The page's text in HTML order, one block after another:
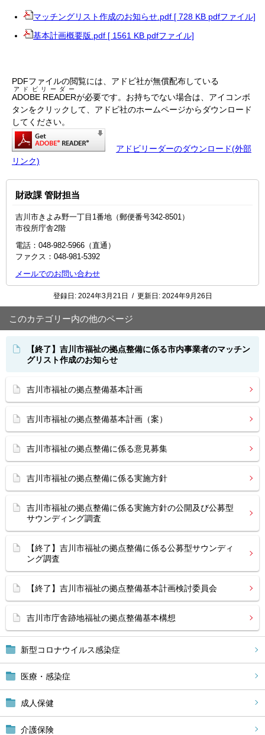
新型コロナウイルス感染症
医療・感染症
成人保健
介護保険
マッチングリスト作成のお知らせ.pdf [ 728 KB pdfファイル]
基本計画概要版.pdf [ 1561 KB pdfファイル]
PDFファイルの閲覧には、アドビ社が無償配布している
ADOBE READER
アドビリーダー
が必要です。お持ちでない場合は、アイコンボ
タンをクリックして、アドビ社のホームページからダウンロード
してください。
アドビリーダーのダウンロード(外部
リンク)
財政課 管財担当
吉川市きよみ野一丁目1番地（郵便番号342-8501）
市役所庁舎2階
電話：048‐982‐5966（直通）
ファクス：048-981-5392
メールでのお問い合わせ
登録日: 2024年3月21日 / 更新日: 2024年9月26日
このカテゴリー内の他のページ
【終了】吉川市福祉の拠点整備に係る市内事業者のマッチン
グリスト作成のお知らせ
吉川市福祉の拠点整備基本計画
吉川市福祉の拠点整備基本計画（案）
吉川市福祉の拠点整備に係る意見募集
吉川市福祉の拠点整備に係る実施方針
吉川市福祉の拠点整備に係る実施方針の公開及び公募型
サウンディング調査
【終了】吉川市福祉の拠点整備に係る公募型サウンディ
ング調査
【終了】吉川市福祉の拠点整備基本計画検討委員会
吉川市庁舎跡地福祉の拠点整備基本構想